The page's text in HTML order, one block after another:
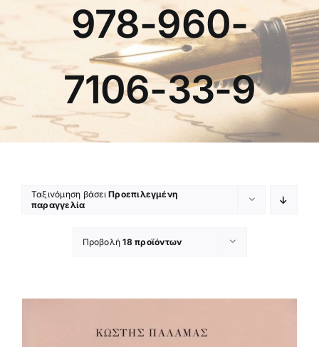
978-960-
7106-33-9
Ταξινόμηση βάσειΠροεπιλεγμένη
παραγγελία
Προβολή18 προϊόντων